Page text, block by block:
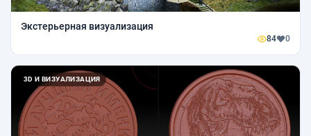
Экстерьерная визуализация
84 0
3D И ВИЗУАЛИЗАЦИЯ